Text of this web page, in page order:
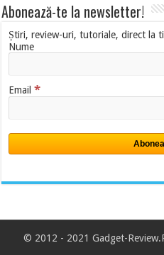
Abonează-te la newsletter!
Știri, review-uri, tutoriale, direct la
Nume
Email*
© 2012 - 2021 Gadget-